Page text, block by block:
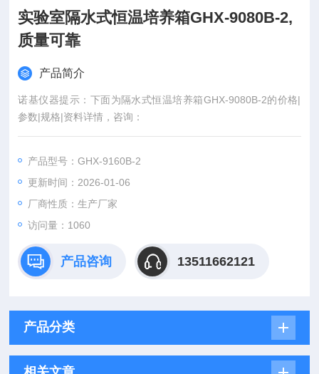
实验室隔水式恒温培养箱GHX-9080B-2,
质量可靠
产品简介
诺基仪器提示：下面为隔水式恒温培养箱GHX-9080B-2的价格|
参数|规格|资料详情，咨询：
产品型号：GHX-9160B-2
更新时间：2026-01-06
厂商性质：生产厂家
访问量：1060
产品咨询 13511662121
产品分类